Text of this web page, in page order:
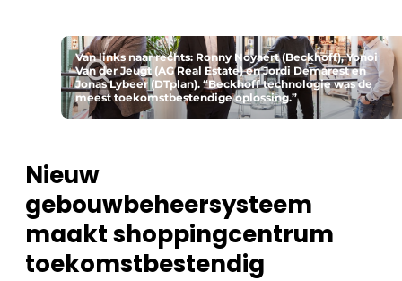
Van links naar rechts: Ronny Noyaert (Beckhoff), Yonoi
Van der Jeugt (AG Real Estate) en Jordi Demarest en
Jonas Lybeer (DTplan). “Beckhoff technologie was de
meest toekomstbestendige oplossing.”
Nieuw
gebouwbeheersysteem
maakt shoppingcentrum
toekomstbestendig